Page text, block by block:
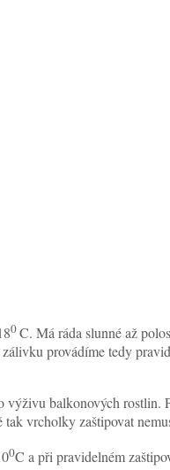
0C. Má ráda slunné až
provádíme tedy
balkonových
vrcholky zaštipovat
0C a při pravidelném